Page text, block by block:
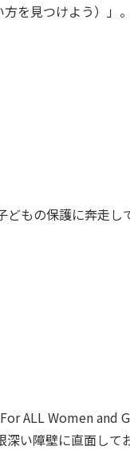
を見つけよう）」
もの保護に奔走し
ALL Women and
い障壁に直面して